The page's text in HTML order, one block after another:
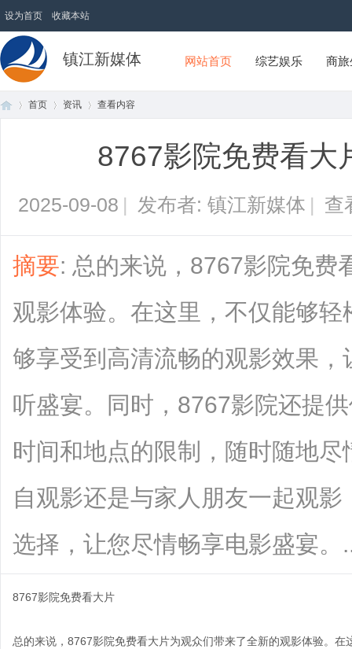
设为首页 收藏本站
镇江新媒体 网站首页 综艺娱乐 商
首页 资讯 查看内容
8767影院免费看大
2025-09-08 | 发布者: 镇江新媒体 | 查
摘要: 总的来说，8767影院免费
观影体验。在这里，不仅能够
够享受到高清流畅的观影效果
听盛宴。同时，8767影院还提
时间和地点的限制，随时随地
自观影还是与家人朋友一起观
选择，让您尽情畅享电影盛宴。
8767影院免费看大片
总的来说，8767影院免费看大片为观众们带来了全新的观影体验。